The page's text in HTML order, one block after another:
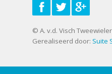
© A. v.d. Visch
Gerealiseerd door: Suite